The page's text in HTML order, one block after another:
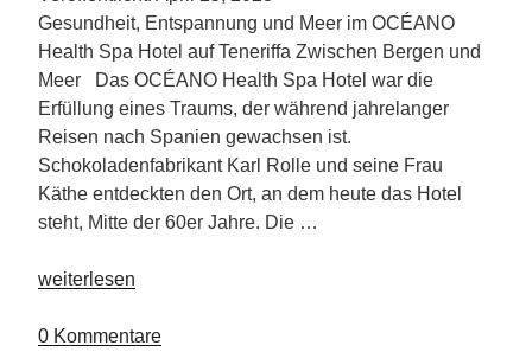
Gesundheit, Entspannung und Meer im OCÉANO
Health Spa Hotel auf Teneriffa Zwischen Bergen und
Meer Das OCÉANO Health Spa Hotel war die
Erfüllung eines Traums, der während jahrelanger
Reisen nach Spanien gewachsen ist.
Schokoladenfabrikant Karl Rolle und seine Frau
Käthe entdeckten den Ort, an dem heute das Hotel
steht, Mitte der 60er Jahre. Die …
„OCÉANO
Spa
weiterlesen
0 Kommentare